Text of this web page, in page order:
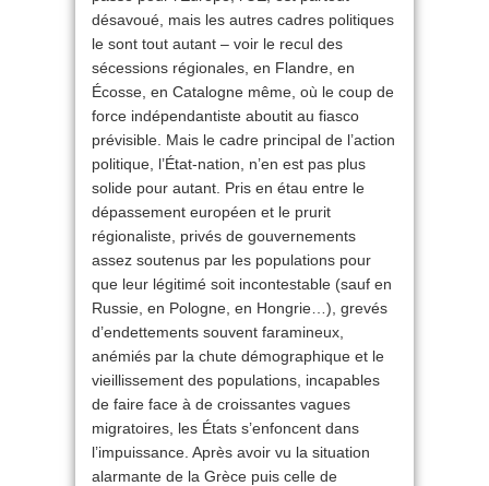
désavoué, mais les autres cadres politiques
le sont tout autant – voir le recul des
sécessions régionales, en Flandre, en
Écosse, en Catalogne même, où le coup de
force indépendantiste aboutit au fiasco
prévisible. Mais le cadre principal de l’action
politique, l’État-nation, n’en est pas plus
solide pour autant. Pris en étau entre le
dépassement européen et le prurit
régionaliste, privés de gouvernements
assez soutenus par les populations pour
que leur légitimé soit incontestable (sauf en
Russie, en Pologne, en Hongrie…), grevés
d’endettements souvent faramineux,
anémiés par la chute démographique et le
vieillissement des populations, incapables
de faire face à de croissantes vagues
migratoires, les États s’enfoncent dans
l’impuissance. Après avoir vu la situation
alarmante de la Grèce puis celle de